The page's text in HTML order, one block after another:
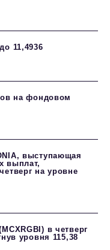
11,4936
на фондовом
выступающая
выплат,
на уровне
в четверг
уровня 115,38